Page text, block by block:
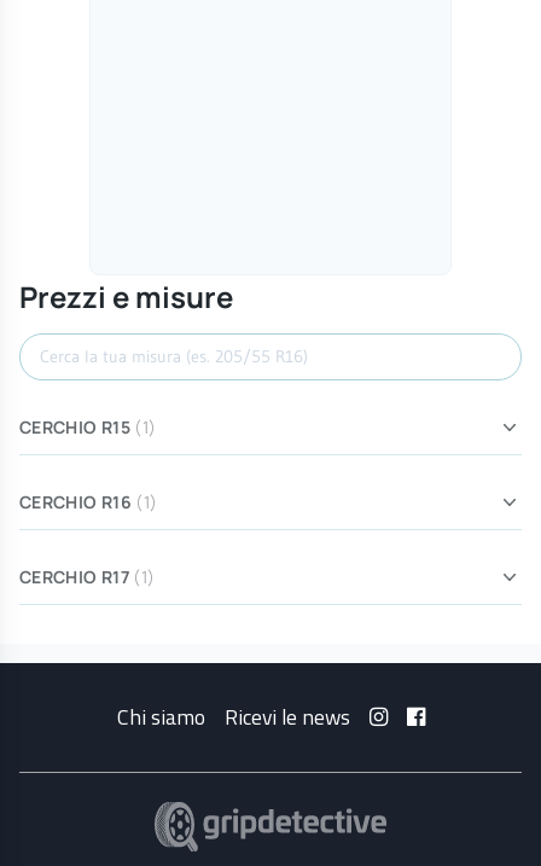
Prezzi e misure
Cerca misura
CERCHIO R15 (1)
CERCHIO R16 (1)
CERCHIO R17 (1)
Chi siamo Ricevi le news